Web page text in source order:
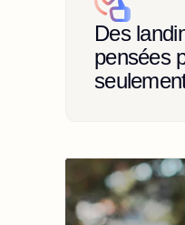
Des
pensées